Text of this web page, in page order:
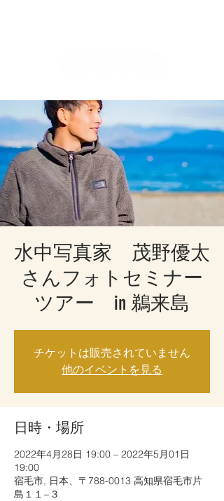
水中写真家 茂野優太
さんフォトセミナー
ツアー in 鵜来島
チケットは販売されていません
他のイベントを見る
日時・場所
2022年4月28日 19:00 – 2022年5月01日
19:00
宿毛市, 日本、〒788-0013 高知県宿毛市片
島１１−３